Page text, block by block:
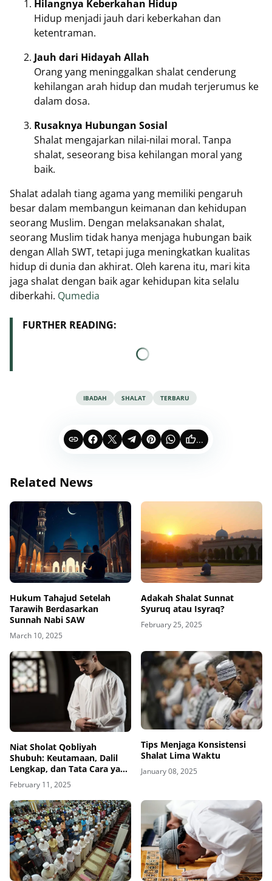
Hilangnya Keberkahan Hidup
Hidup menjadi jauh dari keberkahan dan
ketentraman.
Jauh dari Hidayah Allah
Orang yang meninggalkan shalat cenderung
kehilangan arah hidup dan mudah terjerumus ke
dalam dosa.
Rusaknya Hubungan Sosial
Shalat mengajarkan nilai-nilai moral. Tanpa
shalat, seseorang bisa kehilangan moral yang
baik.
Shalat adalah tiang agama yang memiliki pengaruh
besar dalam membangun keimanan dan kehidupan
seorang Muslim. Dengan melaksanakan shalat,
seorang Muslim tidak hanya menjaga hubungan baik
dengan Allah SWT, tetapi juga meningkatkan kualitas
hidup di dunia dan akhirat. Oleh karena itu, mari kita
jaga shalat dengan baik agar kehidupan kita selalu
diberkahi. Qumedia
FURTHER READING:
IBADAH SHALAT TERBARU
...
Related News
Hukum Tahajud Setelah
Tarawih Berdasarkan
Sunnah Nabi SAW
March 10, 2025
Adakah Shalat Sunnat
Syuruq atau Isyraq?
February 25, 2025
Niat Sholat Qobliyah
Shubuh: Keutamaan, Dalil
Lengkap, dan Tata Cara yang
Benar
February 11, 2025
Tips Menjaga Konsistensi
Shalat Lima Waktu
January 08, 2025